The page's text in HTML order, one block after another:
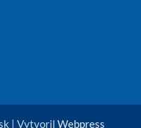
| Vytvoril Webpress